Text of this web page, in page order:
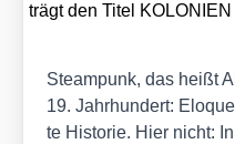
trägt den Titel
Steam­punk, das heißt
19. Jahr­hun­dert:
te His­to­rie. Hier nicht: